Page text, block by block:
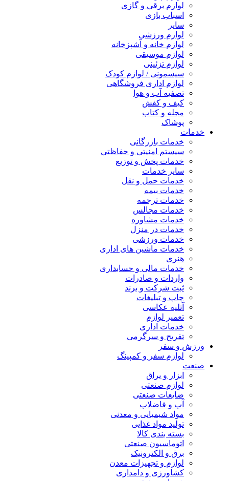
لوازم برقی و گازی
اسباب بازی
سایر
لوازم ورزشی
لوازم خانه و آشپزخانه
لوازم موسیقی
لوازم تزئینی
سیسمونی / لوازم کودک
لوازم اداری فروشگاهی
تصفیه آب و هوا
کیف و کفش
مجله و کتاب
پوشاک
خدمات
خدمات بازرگانی
سیستم امنیتی و حفاظتی
خدمات پخش و توزیع
سایر خدمات
خدمات حمل و نقل
خدمات بیمه
خدمات ترجمه
خدمات مجالس
خدمات مشاوره
خدمات در منزل
خدمات ورزشی
خدمات ماشین های اداری
هنری
خدمات مالی و حسابداری
واردات و صادرات
ثبت شرکت و برند
چاپ و تبلیغات
آتلیه عکاسی
تعمیر لوازم
خدمات اداری
تفریح و سرگرمی
ورزش و سفر
لوازم سفر و کمپینگ
صنعت
ابزار و یراق
لوازم صنعتی
ضایعات صنعتی
آب و فاضلاب
مواد شیمیایی و معدنی
تولید مواد غذایی
بسته بندی کالا
اتوماسیون صنعتی
برق و الکترونیک
لوازم و تجهیزات معدن
کشاورزی و دامداری